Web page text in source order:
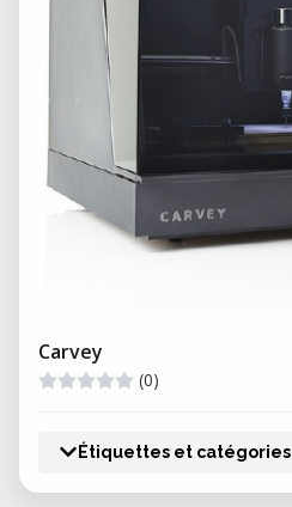
Carvey
(0)
Étiquettes et catégories